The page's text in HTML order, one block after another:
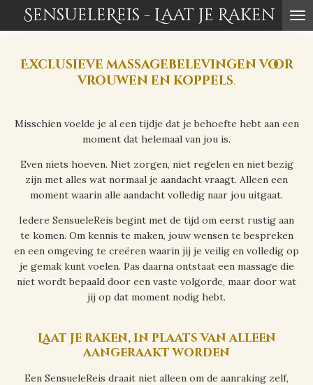
direct
SensueleReis - Laat je Raken
Exclusieve massagebelevingen voor
vrouwen en koppels.
Misschien voelde je al een tijdje dat je behoefte hebt aan een
moment dat helemaal van jou is.
Even niets hoeven. Niet zorgen, niet regelen en niet bezig
zijn met alles wat normaal je aandacht vraagt. Alleen een
moment waarin alle aandacht volledig naar jou uitgaat.
Iedere SensueleReis begint met de tijd om eerst rustig aan
te komen. Om kennis te maken, jouw wensen te bespreken
en een omgeving te creëren waarin jij je veilig en volledig op
je gemak kunt voelen. Pas daarna ontstaat een massage die
niet wordt bepaald door een vaste volgorde, maar door wat
jij op dat moment nodig hebt.
Laat je raken, in plaats van alleen
aangeraakt worden
Een SensueleReis draait niet alleen om de aanraking zelf,